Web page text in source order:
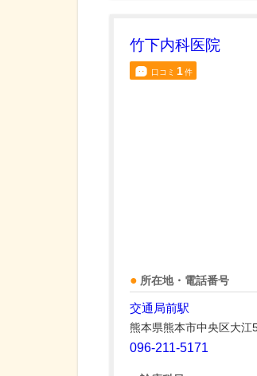
竹下内科医院
口コミ 1件
所在地・電話番号
交通局前駅
熊本県熊本市中央区大江
096-211-5171